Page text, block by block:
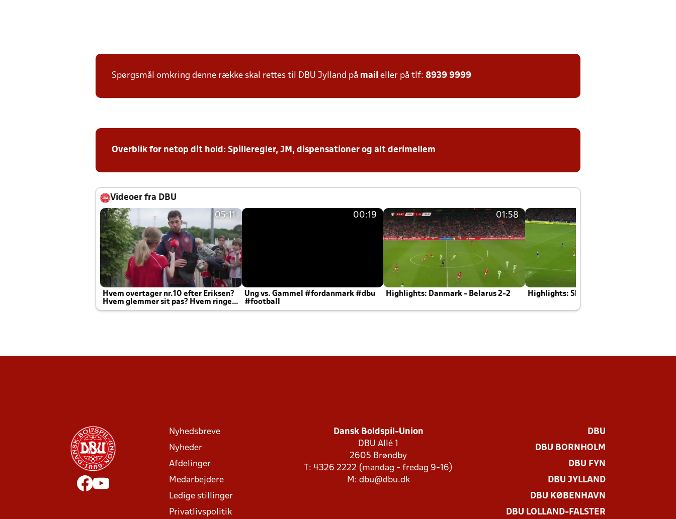
Spørgsmål omkring denne række skal rettes til DBU Jylland på mail eller på tlf: 8939 9999
Overblik for netop dit hold: Spilleregler, JM, dispensationer og alt derimellem
Videoer fra DBU
05:11
Hvem overtager nr.10 efter Eriksen?
Hvem glemmer sit pas? Hvem ringer
Joachim altid til efter kampe?
00:19
Ung vs. Gammel #fordanmark #dbu
#football
01:58
Highlights: Danmark - Belarus 2-2 Highlights: Skotland - Danmark 4-2
Nyhedsbreve
Nyheder
Afdelinger
Medarbejdere
Ledige stillinger
Privatlivspolitik
Dansk Boldspil-Union
DBU Allé 1
2605 Brøndby
T: 4326 2222 (mandag - fredag 9-16)
M: dbu@dbu.dk
DBU
DBU BORNHOLM
DBU FYN
DBU JYLLAND
DBU KØBENHAVN
DBU LOLLAND-FALSTER